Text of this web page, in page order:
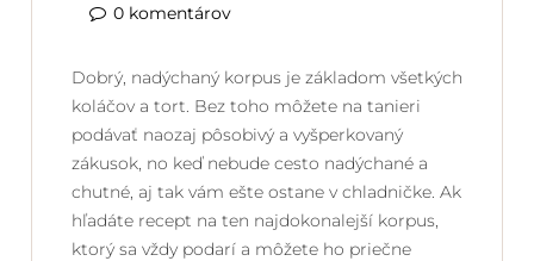
0 komentárov
Dobrý, nadýchaný korpus je základom všetkých
koláčov a tort. Bez toho môžete na tanieri
podávať naozaj pôsobivý a vyšperkovaný
zákusok, no keď nebude cesto nadýchané a
chutné, aj tak vám ešte ostane v chladničke. Ak
hľadáte recept na ten najdokonalejší korpus,
ktorý sa vždy podarí a môžete ho priečne